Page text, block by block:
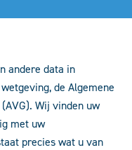
andere data in
de Algemene
Wij vinden uw
met uw
precies wat u van